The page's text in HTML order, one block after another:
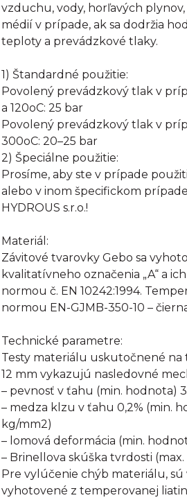
vzduchu, vody, horľavých
médií v prípade, ak sa dodržia
teploty a prevádzkové tlaky.
1) Štandardné použitie:
Povolený prevádzkový tlak v
a 120oC: 25 bar
Povolený prevádzkový tlak v
300oC: 20–25 bar
2) Špeciálne použitie:
Prosíme, aby ste v prípade
alebo v inom špecifickom
HYDROUS s.r.o.!
Materiál:
Závitové tvarovky Gebo sa
kvalitatívneho označenia „A“ a
normou č. EN 10242:1994.
normou EN-GJMB-350-10 –
Technické parametre:
Testy materiálu uskutočnené
12 mm vykazujú nasledovné
– pevnosť v ťahu (min. hodnota)
– medza klzu v ťahu 0,2% (min.
kg/mm2)
– lomová deformácia (min.
– Brinellova skúška tvrdosti
Pre vylúčenie chýb materiálu,
vyhotovené z temperovanej